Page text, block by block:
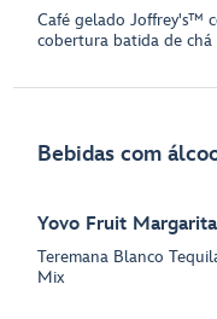
Café gelado Joffrey's™
cobertura batida de
Bebidas com
Yovo Fruit Margarita
Teremana Blanco
Mix